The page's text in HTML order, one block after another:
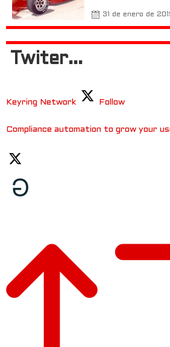
31 de enero de
Twiter...
Keyring Network Follow
Compliance automation to grow your